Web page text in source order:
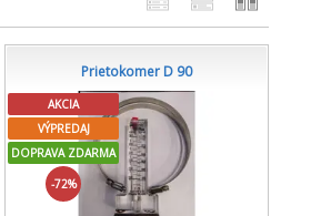
Prietokomer D 90
AKCIA
VÝPREDAJ
DOPRAVA ZDARMA
-72%